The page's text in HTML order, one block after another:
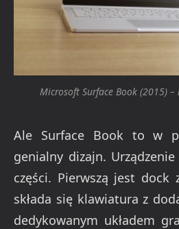
Microsoft Surface Book (2015)
Ale Surface Book to w
genialny dizajn.
części. Pierwszą jest
składa się klawiatura z
dedykowanym układem